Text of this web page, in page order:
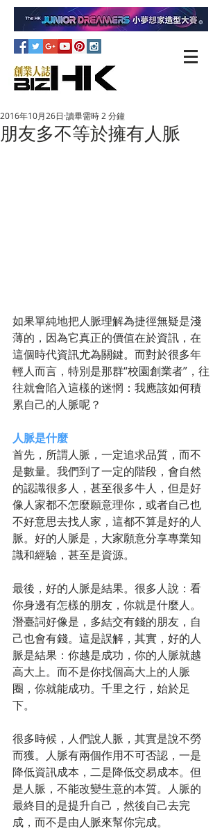
朋友多不等於擁有人脈
2016年10月26日 讀畢需時 2 分鐘
如果單純地把人脈理解為捷徑無疑是淺
薄的，因為它真正的價值在於資訊，在
這個時代資訊尤為關鍵。而對於很多年
輕人而言，特別是那群“校園創業者”，往
往就會陷入這樣的迷惘：我應該如何積
累自己的人脈呢？
人脈是什麼
首先，所謂人脈，一定追求品質，而不
是數量。我們到了一定的階段，會自然
的認識很多人，甚至很多牛人，但是好
像人家都不怎麼願意理你，或者自己也
不好意思去找人家，這都不算是好的人
脈。好的人脈是，大家願意分享專業知
識和經驗，甚至是資源。
最後，好的人脈是結果。很多人說：看
你身邊有怎樣的朋友，你就是什麼人。
潛臺詞好像是，多結交有錢的朋友，自
己也會有錢。這是誤解，其實，好的人
脈是結果：你越是成功，你的人脈就越
高大上。而不是你找個高大上的人脈
圈，你就能成功。千里之行，始於足
下。
很多時候，人們說人脈，其實是說不勞
而獲。人脈有兩個作用不可否認，一是
降低資訊成本，二是降低交易成本。但
是人脈，不能改變生意的本質。人脈的
最終目的是提升自己，然後自己去完
成，而不是由人脈來幫你完成。